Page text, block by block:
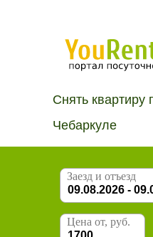
Снять квартиру
Чебаркуле
Заезд и отъезд
Цена от, руб.